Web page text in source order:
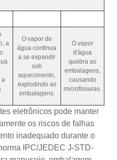
a
a
O vapor de
água continua
a se expandir
sob
aquecimento,
explodindo as
embalagens.
O vapor
d'água
quebra as
embalagens,
causando
microfissuras.
eletrônicos pode manter
os riscos de falhas
inadequado durante o
IPC/JEDEC J-STD-